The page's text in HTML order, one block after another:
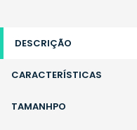
DESCRIÇÃO
CARACTERÍSTICAS
TAMANHPO